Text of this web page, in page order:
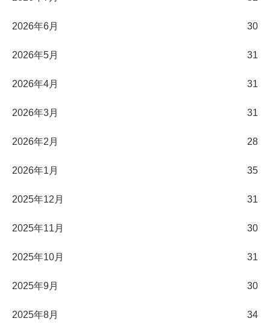
2026年6月 30
2026年5月 31
2026年4月 31
2026年3月 31
2026年2月 28
2026年1月 35
2025年12月 31
2025年11月 30
2025年10月 31
2025年9月 30
2025年8月 34